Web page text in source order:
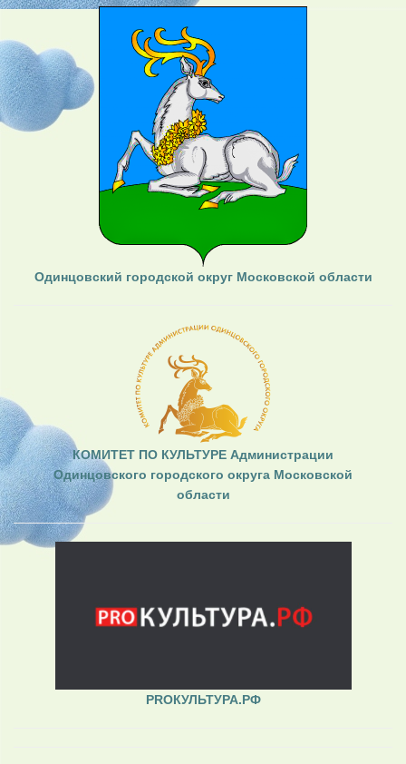
Одинцовский городской округ Московской области
КОМИТЕТ ПО КУЛЬТУРЕ Администрации
Одинцовского городского округа Московской
области
PROКУЛЬТУРА.РФ